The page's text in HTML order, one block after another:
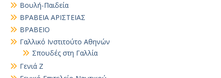
Βουλή-Παιδεία
ΒΡΑΒΕΙΑ ΑΡΙΣΤΕΙΑΣ
ΒΡΑΒΕΙΟ
Γαλλικό Ινστιτούτο Αθηνών
Σπουδές στη Γαλλία
Γενιά Ζ